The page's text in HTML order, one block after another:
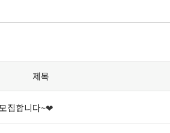
제목
집합니다~❤